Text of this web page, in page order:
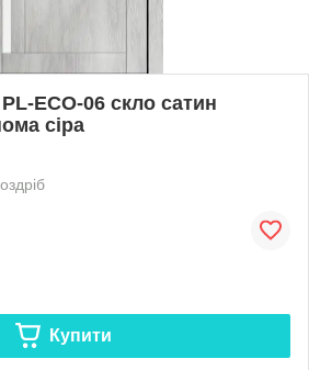
ECO-06 скло сатин
сіра
Купити